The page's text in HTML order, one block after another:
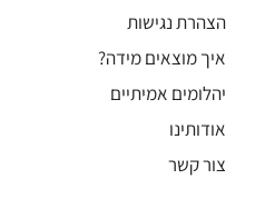
הצהרת נגישות
איך מוצאים מידה?
יהלומים אמיתיים
אודותינו
צור קשר